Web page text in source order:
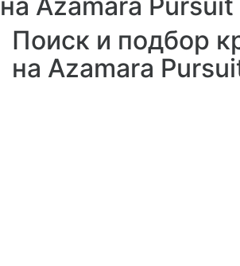
Поиск и подбор
на Azamara